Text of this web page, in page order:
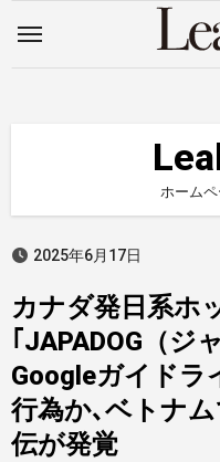
ホームペ
2025年6月17日
カナダ発日系ホ
｢JAPADOG（ジ
Googleガイドラ
行為か､ベトナ
伝が発覚